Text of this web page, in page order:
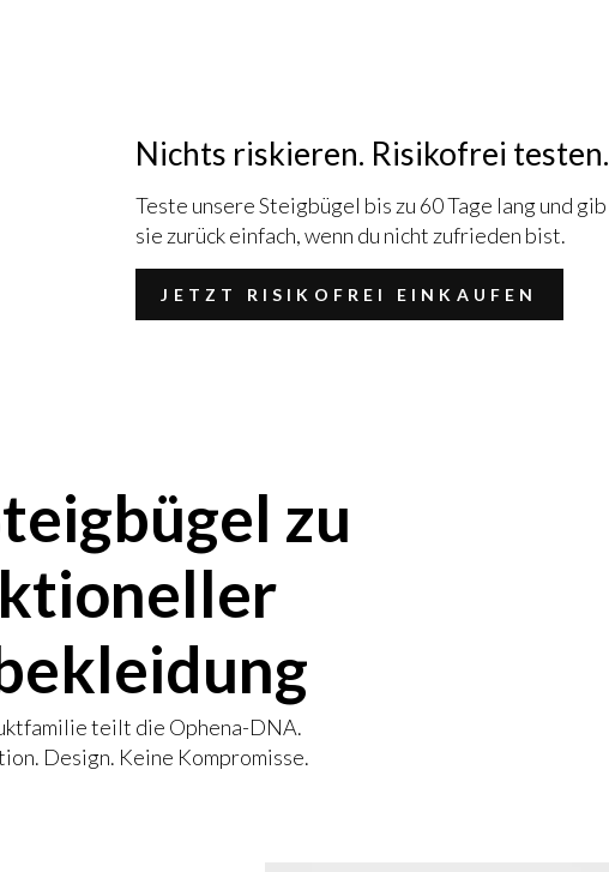
Nichts riskieren. Risikofrei testen.
Teste unsere Steigbügel bis zu 60 Tage lang und gib
sie zurück einfach, wenn du nicht zufrieden bist.
JETZT RISIKOFREI EINKAUFEN
zu
teilt die Ophena-DNA.
Design. Keine Kompromisse.